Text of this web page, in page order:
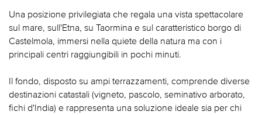
Una posizione privilegiata che regala una vista spettacolare
sul mare, sull'Etna, su Taormina e sul caratteristico borgo di
Castelmola, immersi nella quiete della natura ma con i
principali centri raggiungibili in pochi minuti.
Il fondo, disposto su ampi terrazzamenti, comprende diverse
destinazioni catastali (vigneto, pascolo, seminativo arborato,
fichi d'India) e rappresenta una soluzione ideale sia per chi